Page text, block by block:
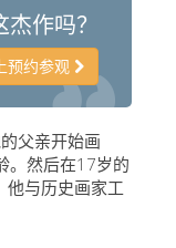
作吗？
预约参观
父亲开始画
。然后在17岁的
他与历史画家工